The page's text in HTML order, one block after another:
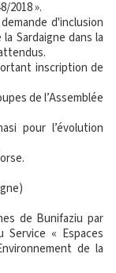
2018 ».
d'inclusion
Sardaigne dans la
inscription de
de l’Assemblée
pour l’évolution
de Bunifaziu par
Service « Espaces
de la